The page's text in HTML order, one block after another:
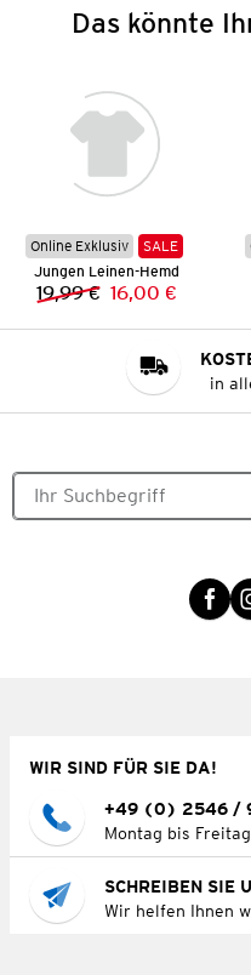
Das könnte
Online Exklusiv
SALE
Jungen Leinen-Hemd
Vorheriger
19,99 € Neuer Preis:
16,00 €
in
WIR SIND FÜR SIE DA!
+49 (0) 2546 /
Montag bis
SCHREIBEN SIE
Wir helfen Ihnen